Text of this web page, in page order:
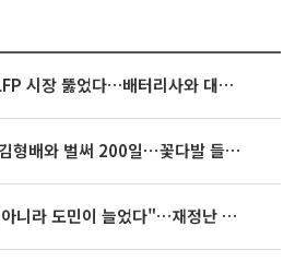
포스코퓨처엠, LFP 시장 뚫었다…배터리사와 대규모 장기 공급 합의
아옳이, 한의사 김형배와 벌써 200일⋯꽃다발 들고 "프러포즈 아냐"
추미애 "복지가 아니라 도민이 늘었다"…재정난 책임론 정면돌파